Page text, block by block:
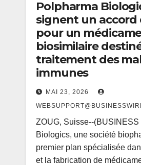
Polpharma
signent un accord
pour un
biosimilaire
traitement des
immunes
MAI 23, 2026
ZOUG, Suisse--
Biologics, une société
premier plan spécialisée
et la fabrication de